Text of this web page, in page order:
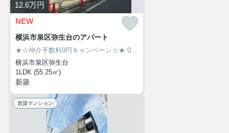
12.6万円
NEW
横浜市泉区弥生台のアパート
★☆仲介手数料0円キャンペーン☆★ 0466-47-6613
横浜市泉区弥生台
1LDK (55.25㎡)
新築
賃貸マンション